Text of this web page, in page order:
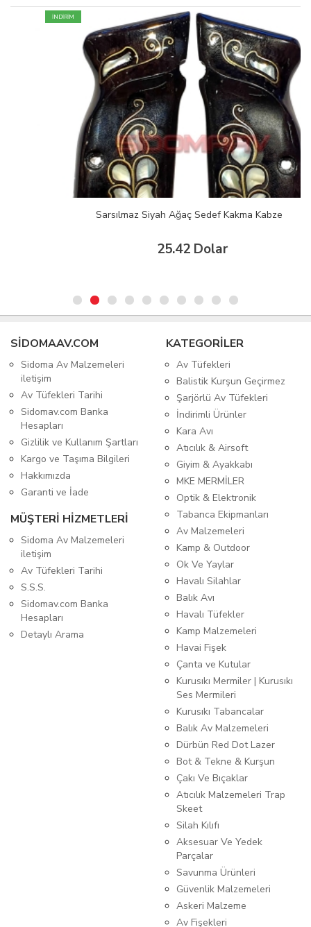
Sarsılmaz Siyah Ağaç Sedef Kakma Kabze
25.42 Dolar
SIDOMAAV.COM
Sidoma Av Malzemeleri
iletişim
Av Tüfekleri Tarihi
Sidomav.com Banka
Hesapları
Gizlilik ve Kullanım Şartları
Kargo ve Taşıma Bilgileri
Hakkımızda
Garanti ve İade
MÜŞTERİ HİZMETLERİ
Sidoma Av Malzemeleri
iletişim
Av Tüfekleri Tarihi
S.S.S.
Sidomav.com Banka
Hesapları
Detaylı Arama
KATEGORİLER
Av Tüfekleri
Balistik Kurşun Geçirmez
Şarjörlü Av Tüfekleri
İndirimli Ürünler
Kara Avı
Atıcılık & Airsoft
Giyim & Ayakkabı
MKE MERMİLER
Optik & Elektronik
Tabanca Ekipmanları
Av Malzemeleri
Kamp & Outdoor
Ok Ve Yaylar
Havalı Silahlar
Balık Avı
Havalı Tüfekler
Kamp Malzemeleri
Havai Fişek
Çanta ve Kutular
Kurusıkı Mermiler | Kurusıkı
Ses Mermileri
Kurusıkı Tabancalar
Balık Av Malzemeleri
Dürbün Red Dot Lazer
Bot & Tekne & Kurşun
Çakı Ve Bıçaklar
Atıcılık Malzemeleri Trap
Skeet
Silah Kılıfı
Aksesuar Ve Yedek
Parçalar
Savunma Ürünleri
Güvenlik Malzemeleri
Askeri Malzeme
Av Fişekleri